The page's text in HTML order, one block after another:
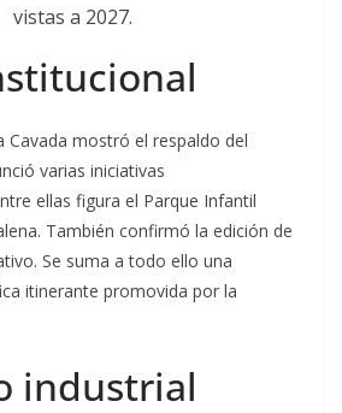
vistas a 2027.
Cavada mostró el respaldo del
varias iniciativas
ellas figura el Parque Infantil
También confirmó la edición de
Se suma a todo ello una
itinerante promovida por la
industrial